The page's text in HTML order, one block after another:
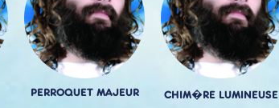
PERROQUET MAJEUR CHIM�RE LUMINEUSE